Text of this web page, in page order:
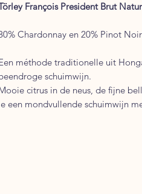
François President Brut
Chardonnay en 20% Pinot Noir
méthode traditionelle uit
schuimwijn.
citrus in de neus, de fijne
een mondvullende schuimwijn